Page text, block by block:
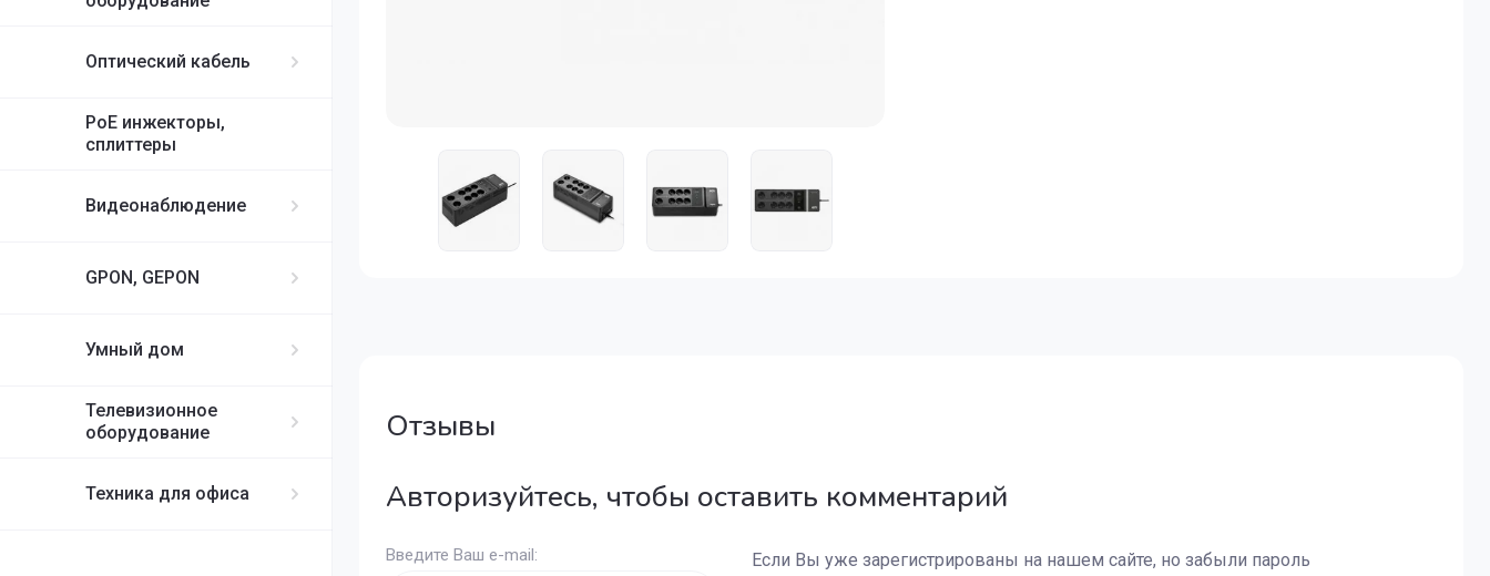
Оптический кабель
PoE инжекторы,
сплиттеры
Видеонаблюдение
GPON, GEPON
Умный дом
Телевизионное
оборудование
Техника для офиса
Отзывы
Авторизуйтесь, чтобы оставить комментарий
Введите Ваш e-mail:
Если Вы уже зарегистрированы на нашем сайте, но забыли пароль